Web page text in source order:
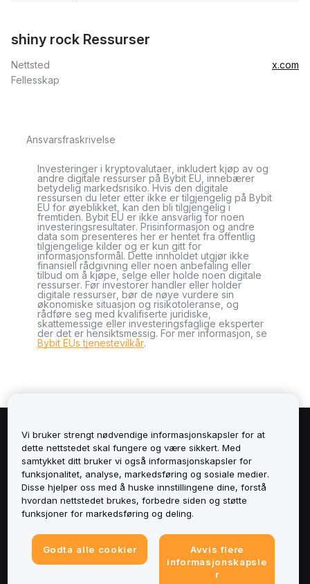
shiny rock Ressurser
Nettsted
x.com
Fellesskap
Ansvarsfraskrivelse
Investeringer i kryptovalutaer, inkludert kjøp av og
andre digitale ressurser på Bybit EU, innebærer
betydelig markedsrisiko. Hvis den digitale
ressursen du leter etter ikke er tilgjengelig på Bybit
EU for øyeblikket, kan den bli tilgjengelig i
fremtiden. Bybit EU er ikke ansvarlig for noen
investeringsresultater. Prisinformasjon og andre
data som presenteres her er hentet fra offentlig
tilgjengelige kilder og er kun gitt for
informasjonsformål. Dette innholdet utgjør ikke
finansiell rådgivning eller noen anbefaling eller
tilbud om å kjøpe, selge eller holde noen digitale
ressurser. Før investorer handler eller holder
digitale ressurser, bør de nøye vurdere sin
økonomiske situasjon og risikotoleranse, og
rådføre seg med kvalifiserte juridiske,
skattemessige eller investeringsfaglige eksperter
der det er hensiktsmessig. For mer informasjon, se
Bybit EUs tjenestevilkår.
Om
Tjenester
Støtte
Produkter
Vi bruker strengt nødvendige informasjonskapsler for at
dette nettstedet skal fungere og være sikkert. Med
samtykket ditt bruker vi også informasjonskapsler for
funksjonalitet, analyse, markedsføring og sosiale medier.
Disse hjelper oss med å huske innstillingene dine, forstå
hvordan nettstedet brukes, forbedre siden og støtte
funksjoner for markedsføring og deling.
Godta alle cookier
Avvis flere
informasjonskapsle
r